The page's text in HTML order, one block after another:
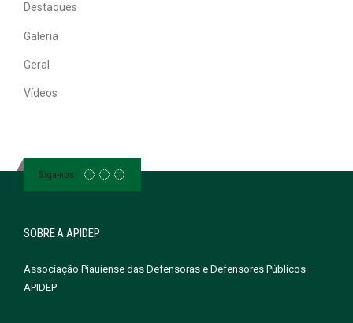
Destaques
Galeria
Geral
Vídeos
Siga-nos
SOBRE A APIDEP
Associação Piauiense das Defensoras e Defensores Públicos –
APIDEP